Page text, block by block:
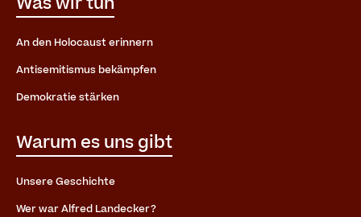
An den Holocaust erinnern
Antisemitismus bekämpfen
Demokratie stärken
Warum es uns gibt
Unsere Geschichte
Wer war Alfred Landecker?